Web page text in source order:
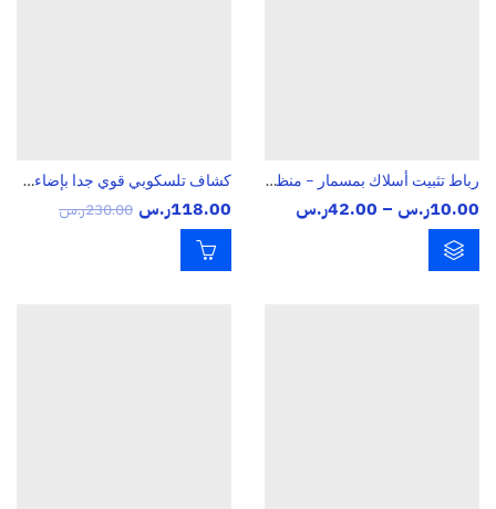
رباط تثبيت أسلاك بمسمار – منظم كابلات قوي للتثبيت على الجدران والهيكل 150mm
10.00ر.س –
42.00ر.س
كشاف تلسكوبي قوي جدا بإضاءة LED أبيض + أشعة فوق بنفسجية (UV) – قابل للتمديد لمسافات بعيدة
118.00ر.س 230.00ر.س